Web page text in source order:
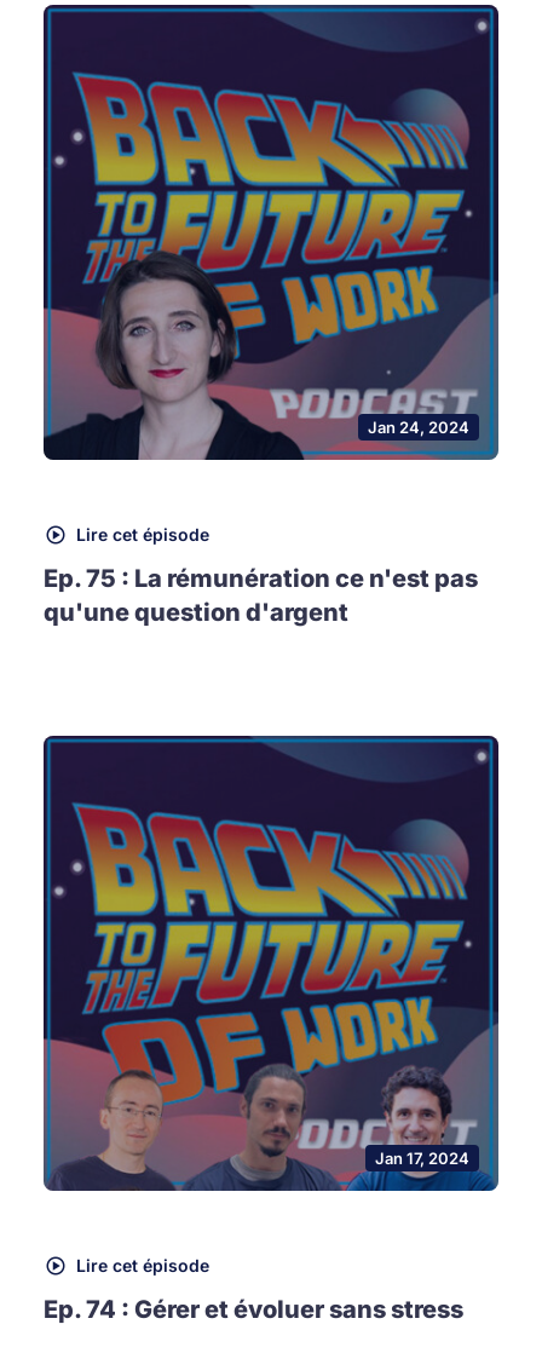
Jan 24, 2024
Lire cet épisode
Ep. 75 : La rémunération ce n'est pas
qu'une question d'argent
Jan 17, 2024
Lire cet épisode
Ep. 74 : Gérer et évoluer sans stress